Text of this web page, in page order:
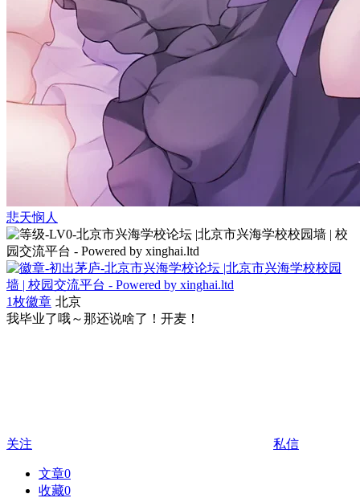
悲天悯人
1枚徽章 北京
我毕业了哦～那还说啥了！开麦！
关注 私信
文章0
收藏0